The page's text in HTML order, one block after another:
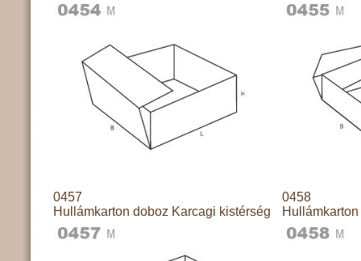
0457
Hullámkarton doboz Karcagi kistérség
0458